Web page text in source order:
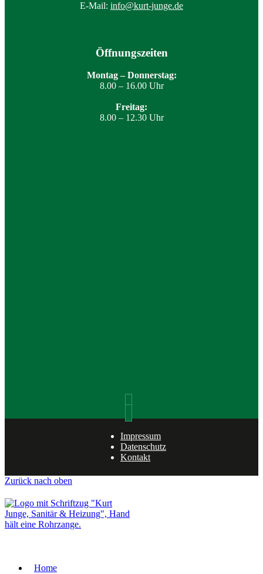
E-Mail: info@kurt-junge.de
Öffnungszeiten
Montag – Donnerstag:
8.00 – 16.00 Uhr
Freitag:
8.00 – 12.30 Uhr
Impressum
Datenschutz
Kontakt
Zurück nach oben
Home